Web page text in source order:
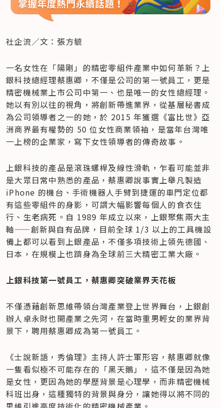
社企流／文：張方毓
一名女性在「陽剛」的精密零組件產業中如何革新？上
銀科技總經理蔡惠卿，不僅是公司的第一號員工，更是
精密機械業上市公司中第一、也是唯一的女性總經理。
她以有別以往的視角，將創新帶進業界，從基層秘書成
為公司領導者之一的她，於 2015 年獲選《富比世》亞
洲商界最有權勢的 50 位女性商業領袖，是當年台灣唯
一上榜的企業家，寫下女性領導者的傳奇故事。
上銀科技的產品是滾珠螺桿及線性滑軌，乍看可能並非
是大眾日常中熟悉的產品，蔡惠卿說事實上舉凡製造
iPhone 的機台、手術機器人手臂到捷運的車門定位都
有這些零組件的身影，可謂大幅影響每個人的食衣住
行、生老病死。自 1989 年成立以來，上銀聚焦兩大主
軸——創新與自有品牌，目前全球 1/3 以上的工具機設
備上都可以看到上銀產品，不僅多項技術上領先德國、
日本，在規模上也躋身為全球前三大精密工業大廠。
上銀科技第一號員工，蔡惠卿突破業界天花板
不僅憑藉創新思維帶領台灣產業登上世界舞台，上銀創
辦人卓永財也開產業之先河，在當時重男輕女的業界背
景下，聘用蔡惠卿成為第一號員工。
《士說新語，秀倫理》主持人許士軍形容，蔡惠卿就像
一隻看似極不可能存在的「黑天鵝」，這不僅是因為她
是女性，更因為她的學歷背景是心理學，而非精密機械
科班出身，這種獨特的背景與身分，讓她得以將不同的